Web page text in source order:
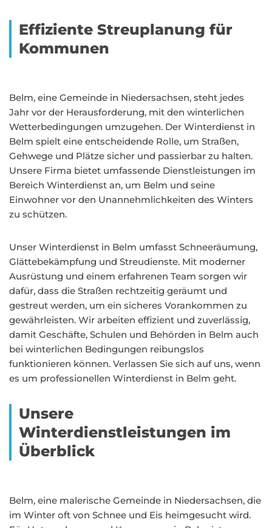
Effiziente Streuplanung für
Kommunen
Belm, eine Gemeinde in Niedersachsen, steht jedes
Jahr vor der Herausforderung, mit den winterlichen
Wetterbedingungen umzugehen. Der Winterdienst in
Belm spielt eine entscheidende Rolle, um Straßen,
Gehwege und Plätze sicher und passierbar zu halten.
Unsere Firma bietet umfassende Dienstleistungen im
Bereich Winterdienst an, um Belm und seine
Einwohner vor den Unannehmlichkeiten des Winters
zu schützen.
Unser Winterdienst in Belm umfasst Schneeräumung,
Glättebekämpfung und Streudienste. Mit moderner
Ausrüstung und einem erfahrenen Team sorgen wir
dafür, dass die Straßen rechtzeitig geräumt und
gestreut werden, um ein sicheres Vorankommen zu
gewährleisten. Wir arbeiten effizient und zuverlässig,
damit Geschäfte, Schulen und Behörden in Belm auch
bei winterlichen Bedingungen reibungslos
funktionieren können. Verlassen Sie sich auf uns, wenn
es um professionellen Winterdienst in Belm geht.
Unsere
Winterdienstleistungen im
Überblick
Belm, eine malerische Gemeinde in Niedersachsen, die
im Winter oft von Schnee und Eis heimgesucht wird.